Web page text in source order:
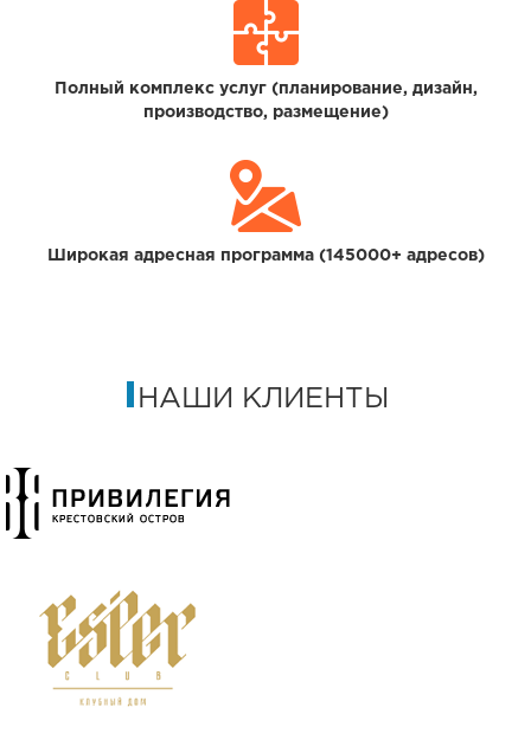
Полный комплекс услуг (планирование, дизайн,
производство, размещение)
Широкая адресная программа (145000+ адресов)
НАШИ КЛИЕНТЫ